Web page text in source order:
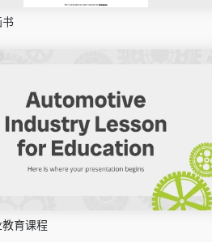
书
育课程